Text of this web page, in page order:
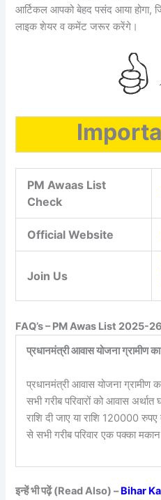
आर्टिकल आपको बेहद पसंद आया होगा,
लाइक शेयर व कमेंट जरूर करेंगे।
PM Awaas List
Check
Official Website
Join Us
FAQ’s – PM Awas List 2025-26
प्रधानमंत्री आवास योजना ग्रामीण
प्रधानमंत्री आवास योजना ग्रामीण
सभी गरीब परिवारों को आवास
राशि दी जाए या राशि 120000
से सभी गरीब परिवार एक पक्का
इन्हें भी पढ़ें (Read Also) –Bihar